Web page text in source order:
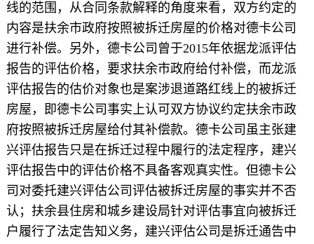
线的范围，从合同条款解释的角度来看，双方约定的
内容是扶余市政府按照被拆迁房屋的价格对德卡公司
进行补偿。另外，德卡公司曾于2015年依据龙派评估
报告的评估价格，要求扶余市政府给付补偿，而龙派
评估报告的估价对象也是案涉退道路红线上的被拆迁
房屋，即德卡公司事实上认可双方协议约定扶余市政
府按照被拆迁房屋给付其补偿款。德卡公司虽主张建
兴评估报告只是在拆迁过程中履行的法定程序，建兴
评估报告中的评估价格不具备客观真实性。但德卡公
司对委托建兴评估公司评估被拆迁房屋的事实并不否
认；扶余县住房和城乡建设局针对评估事宜向被拆迁
户履行了法定告知义务，建兴评估公司是拆迁通告中